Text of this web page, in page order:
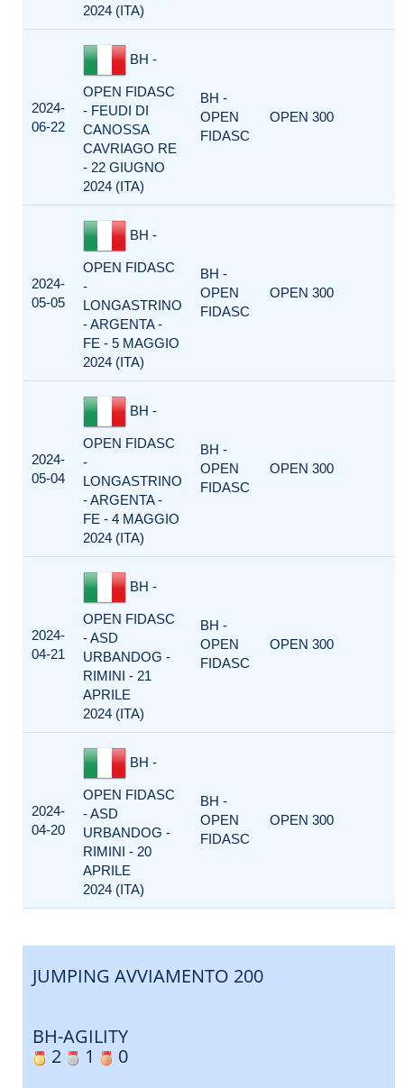
2024 (ITA)
2024-
06-22
BH -
OPEN FIDASC
- FEUDI DI
CANOSSA
CAVRIAGO RE
- 22 GIUGNO
2024 (ITA)
BH -
OPEN
FIDASC
OPEN 300
2024-
05-05
BH -
OPEN FIDASC
-
LONGASTRINO
- ARGENTA -
FE - 5 MAGGIO
2024 (ITA)
BH -
OPEN
FIDASC
OPEN 300
2024-
05-04
BH -
OPEN FIDASC
-
LONGASTRINO
- ARGENTA -
FE - 4 MAGGIO
2024 (ITA)
BH -
OPEN
FIDASC
OPEN 300
2024-
04-21
BH -
OPEN FIDASC
- ASD
URBANDOG -
RIMINI - 21
APRILE
2024 (ITA)
BH -
OPEN
FIDASC
OPEN 300
2024-
04-20
BH -
OPEN FIDASC
- ASD
URBANDOG -
RIMINI - 20
APRILE
2024 (ITA)
BH -
OPEN
FIDASC
OPEN 300
JUMPING AVVIAMENTO 200
BH-AGILITY
2
1 0